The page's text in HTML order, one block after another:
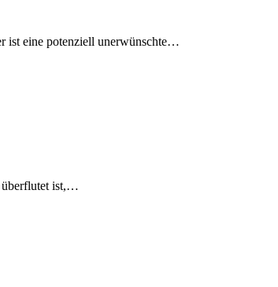
ist eine potenziell unerwünschte…
überflutet ist,…